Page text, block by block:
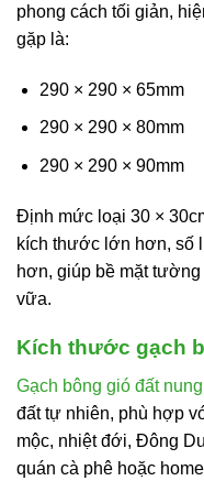
phong cách tối giản,
gặp là:
290 × 290 × 65mm
290 × 290 × 80mm
290 × 290 × 90mm
Định mức loại 30 ×
kích thước lớn hơn, số
hơn, giúp bề mặt
vữa.
Kích thước gạch
Gạch bông gió đất nung
đất tự nhiên, phù hợp
mộc, nhiệt đới, Đông
quán cà phê hoặc